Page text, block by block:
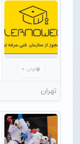
توان: ۰
تهران